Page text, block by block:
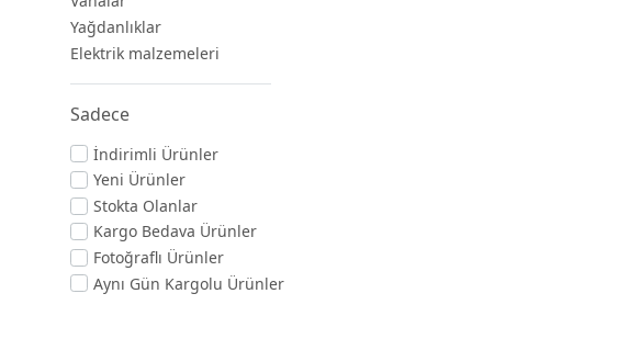
Yağdanlıklar
Elektrik malzemeleri
Sadece
İndirimli Ürünler
Yeni Ürünler
Stokta Olanlar
Kargo Bedava Ürünler
Fotoğraflı Ürünler
Aynı Gün Kargolu Ürünler